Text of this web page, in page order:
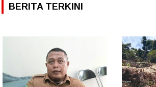
BERITA TERKINI